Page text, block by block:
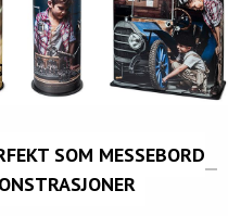
SOM MESSEBORD